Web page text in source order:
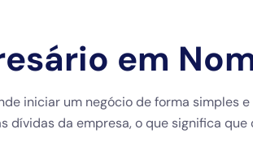
em
iniciar um negócio de forma simples
dívidas da empresa, o que significa